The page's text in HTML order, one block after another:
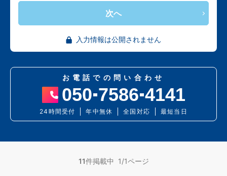
次へ
入力情報は公開されません
お電話での問い合わせ
050 7586 4141
24時間受付 年中無休 全国対応 最短当日
11件掲載中 1/1ページ